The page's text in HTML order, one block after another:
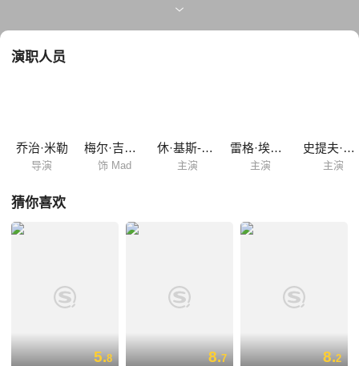
价，幸有比骑士更加疯狂的麦克斯（梅尔·吉布森 Mel Gibson 饰）出场，
Bisley 饰）抓获凶手后，却因为无人敢指认，只得容忍他们继续逍遥法
演职人员
乔治·米勒
导演
梅尔·吉布森
饰 Mad
休·基斯-拜恩
主演
雷格·埃文斯
主演
史提夫·比斯利
主演
猜你喜欢
5.8 8.7 8.2